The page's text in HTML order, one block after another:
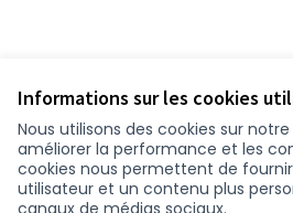
Informations sur les cookies
Nous utilisons des cookies sur
améliorer la performance et les
cookies nous permettent de
utilisateur et un contenu plus
canaux de médias sociaux.
Conditions d'utilisation
Paramètres des cookies
participer.loire-atlantique.fr sur
participer.loire-atlantique.fr
participer.loire-